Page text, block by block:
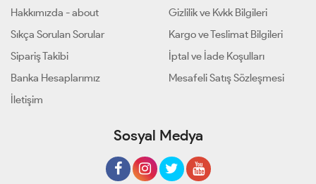
Hakkımızda - about
Sıkça Sorulan Sorular
Sipariş Takibi
Banka Hesaplarımız
İletişim
Gizlilik ve Kvkk Bilgileri
Kargo ve Teslimat Bilgileri
İptal ve İade Koşulları
Mesafeli Satış Sözleşmesi
Sosyal Medya